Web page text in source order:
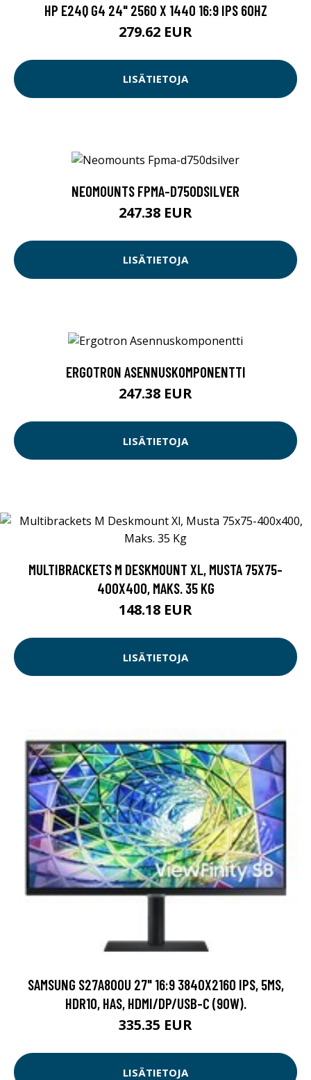
HP E24Q G4 24" 2560 X 1440 16:9 IPS 60HZ
279.62 EUR
LISÄTIETOJA
NEOMOUNTS FPMA-D750DSILVER
247.38 EUR
LISÄTIETOJA
ERGOTRON ASENNUSKOMPONENTTI
247.38 EUR
LISÄTIETOJA
MULTIBRACKETS M DESKMOUNT XL, MUSTA 75X75-
400X400, MAKS. 35 KG
148.18 EUR
LISÄTIETOJA
SAMSUNG S27A800U 27" 16:9 3840X2160 IPS, 5MS,
HDR10, HAS, HDMI/DP/USB-C (90W).
335.35 EUR
LISÄTIETOJA